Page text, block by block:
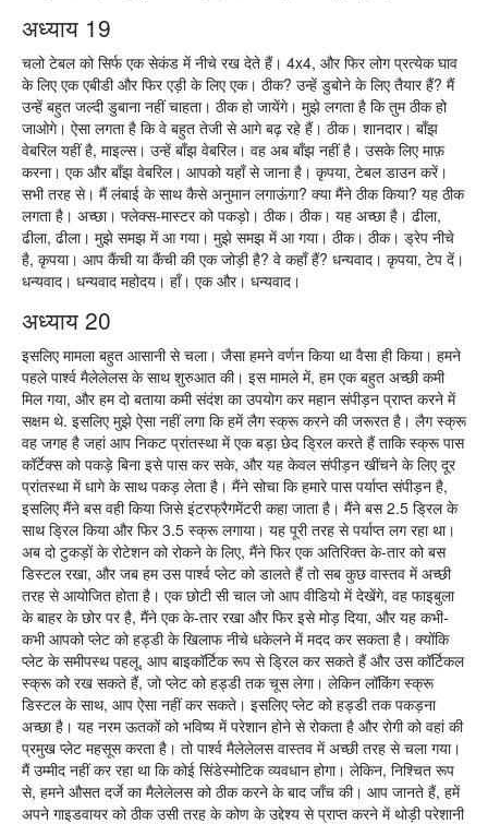
अध्याय 19
चलो टेबल को सिर्फ एक सेकंड में नीचे रख देते हैं। 4x4, और फिर लोग प्रत्येक घाव
के लिए एक एबीडी और फिर एड़ी के लिए एक। ठीक? उन्हें डुबोने के लिए तैयार हैं? मैं
उन्हें बहुत जल्दी डुबाना नहीं चाहता। ठीक हो जायेंगे। मुझे लगता है कि तुम ठीक हो
जाओगे। ऐसा लगता है कि वे बहुत तेजी से आगे बढ़ रहे हैं। ठीक। शानदार। बाँझ
वेबरिल यहीं है, माइल्स। उन्हें बाँझ वेबरिल। वह अब बाँझ नहीं है। उसके लिए माफ़
करना। एक और बाँझ वेबरिल। आपको यहाँ से जाना है। कृपया, टेबल डाउन करें।
सभी तरह से। मैं लंबाई के साथ कैसे अनुमान लगाऊंगा? क्या मैंने ठीक किया? यह ठीक
लगता है। अच्छा। फ्लेक्स-मास्टर को पकड़ो। ठीक। ठीक। यह अच्छा है। ढीला,
ढीला, ढीला। मुझे समझ में आ गया। मुझे समझ में आ गया। ठीक। ठीक। ड्रेप नीचे
है, कृपया। आप कैंची या कैंची की एक जोड़ी है? वे कहाँ हैं? धन्यवाद। कृपया, टेप दें।
धन्यवाद। धन्यवाद महोदय। हाँ। एक और। धन्यवाद।
अध्याय 20
इसलिए मामला बहुत आसानी से चला। जैसा हमने वर्णन किया था वैसा ही किया। हमने
पहले पार्श्व मैलेलेलस के साथ शुरुआत की। इस मामले में, हम एक बहुत अच्छी कमी
मिल गया, और हम दो बताया कमी संदंश का उपयोग कर महान संपीड़न प्राप्त करने में
सक्षम थे. इसलिए मुझे ऐसा नहीं लगा कि हमें लैग स्क्रू करने की जरूरत है। लैग स्क्रू
वह जगह है जहां आप निकट प्रांतस्था में एक बड़ा छेद ड्रिल करते हैं ताकि स्क्रू पास
कॉर्टेक्स को पकड़े बिना इसे पास कर सके, और यह केवल संपीड़न खींचने के लिए दूर
प्रांतस्था में धागे के साथ पकड़ लेता है। मैंने सोचा कि हमारे पास पर्याप्त संपीड़न है,
इसलिए मैंने बस वही किया जिसे इंटरफ्रैगमेंटरी कहा जाता है। मैंने बस 2.5 ड्रिल के
साथ ड्रिल किया और फिर 3.5 स्क्रू लगाया। यह पूरी तरह से पर्याप्त लग रहा था।
अब दो टुकड़ों के रोटेशन को रोकने के लिए, मैंने फिर एक अतिरिक्त के-तार को बस
डिस्टल रखा, और जब हम उस पार्श्व प्लेट को डालते हैं तो सब कुछ वास्तव में अच्छी
तरह से आयोजित होता है। एक छोटी सी चाल जो आप वीडियो में देखेंगे, वह फाइबुला
के बाहर के छोर पर है, मैंने एक के-तार रखा और फिर इसे मोड़ दिया, और यह कभी-
कभी आपको प्लेट को हड्डी के खिलाफ नीचे धकेलने में मदद कर सकता है। क्योंकि
प्लेट के समीपस्थ पहलू, आप बाइकॉर्टिक रूप से ड्रिल कर सकते हैं और उस कॉर्टिकल
स्क्रू को रख सकते हैं, जो प्लेट को हड्डी तक चूस लेगा। लेकिन लॉकिंग स्क्रू
डिस्टल के साथ, आप ऐसा नहीं कर सकते। इसलिए प्लेट को हड्डी तक पकड़ना
अच्छा है। यह नरम ऊतकों को भविष्य में परेशान होने से रोकता है और रोगी को वहां की
प्रमुख प्लेट महसूस करता है। तो पार्श्व मैलेलेलस वास्तव में अच्छी तरह से चला गया।
मैं उम्मीद नहीं कर रहा था कि कोई सिंडेस्मोटिक व्यवधान होगा। लेकिन, निश्चित रूप
से, हमने औसत दर्जे का मैलेलेलस को ठीक करने के बाद जाँच की। आप जानते हैं, हमें
अपने गाइडवायर को ठीक उसी तरह के कोण के उद्देश्य से प्राप्त करने में थोड़ी परेशानी